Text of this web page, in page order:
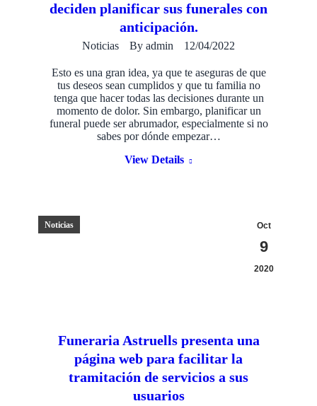
deciden planificar sus funerales con
anticipación.​
Noticias By admin 12/04/2022
Esto es una gran idea, ya que te aseguras de que
tus deseos sean cumplidos y que tu familia no
tenga que hacer todas las decisiones durante un
momento de dolor. Sin embargo, planificar un
funeral puede ser abrumador, especialmente si no
sabes por dónde empezar…
View Details
Funeraria Astruells presenta una
página web para facilitar la
tramitación de servicios a sus
usuarios
Oct
9
2020
Noticias